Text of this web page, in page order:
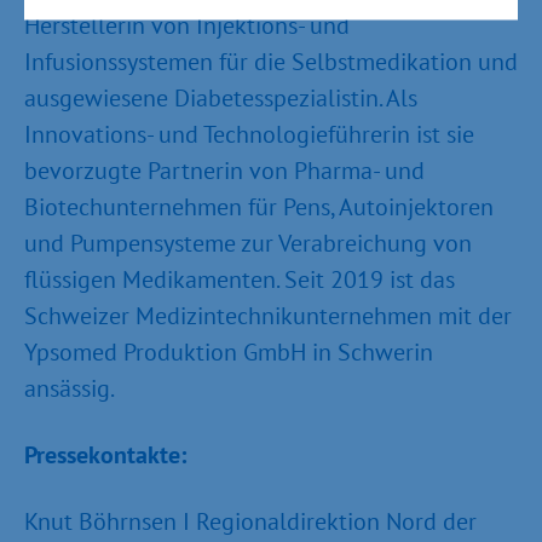
Herstellerin von Injektions- und
Infusionssystemen für die Selbstmedikation und
ausgewiesene Diabetesspezialistin. Als
Innovations- und Technologieführerin ist sie
bevorzugte Partnerin von Pharma- und
Biotechunternehmen für Pens, Autoinjektoren
und Pumpensysteme zur Verabreichung von
flüssigen Medikamenten. Seit 2019 ist das
Schweizer Medizintechnikunternehmen mit der
Ypsomed Produktion GmbH in Schwerin
ansässig.
Pressekontakte:
Knut Böhrnsen I Regionaldirektion Nord der